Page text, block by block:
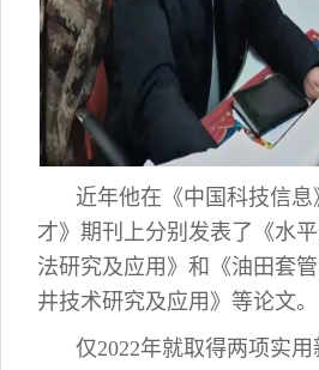
近年他在《中国科技信
才》期刊上分别发表了《水
法研究及应用》和《油田套
井技术研究及应用》等论文。
仅2022年就取得两项实